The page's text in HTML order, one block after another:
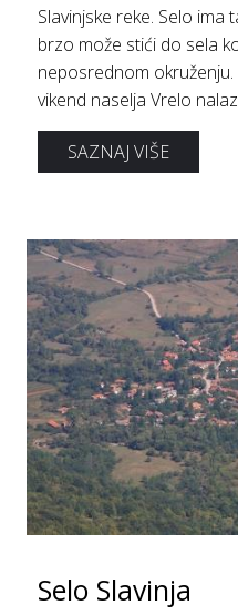
Slavinjske reke. Selo ima
brzo može stići do sela
neposrednom
vikend naselja Vrelo
SAZNAJ VIŠE
Selo Slavinja